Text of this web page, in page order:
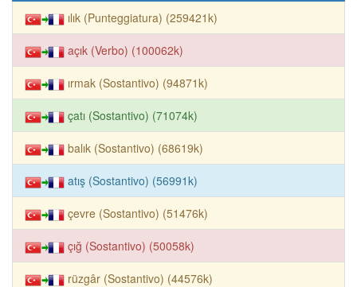
ılık (Punteggiatura) (259421k)
açık (Verbo) (100062k)
ırmak (Sostantivo) (94871k)
çatı (Sostantivo) (71074k)
balık (Sostantivo) (68619k)
atış (Sostantivo) (56991k)
çevre (Sostantivo) (51476k)
çığ (Sostantivo) (50058k)
rüzgâr (Sostantivo) (44576k)